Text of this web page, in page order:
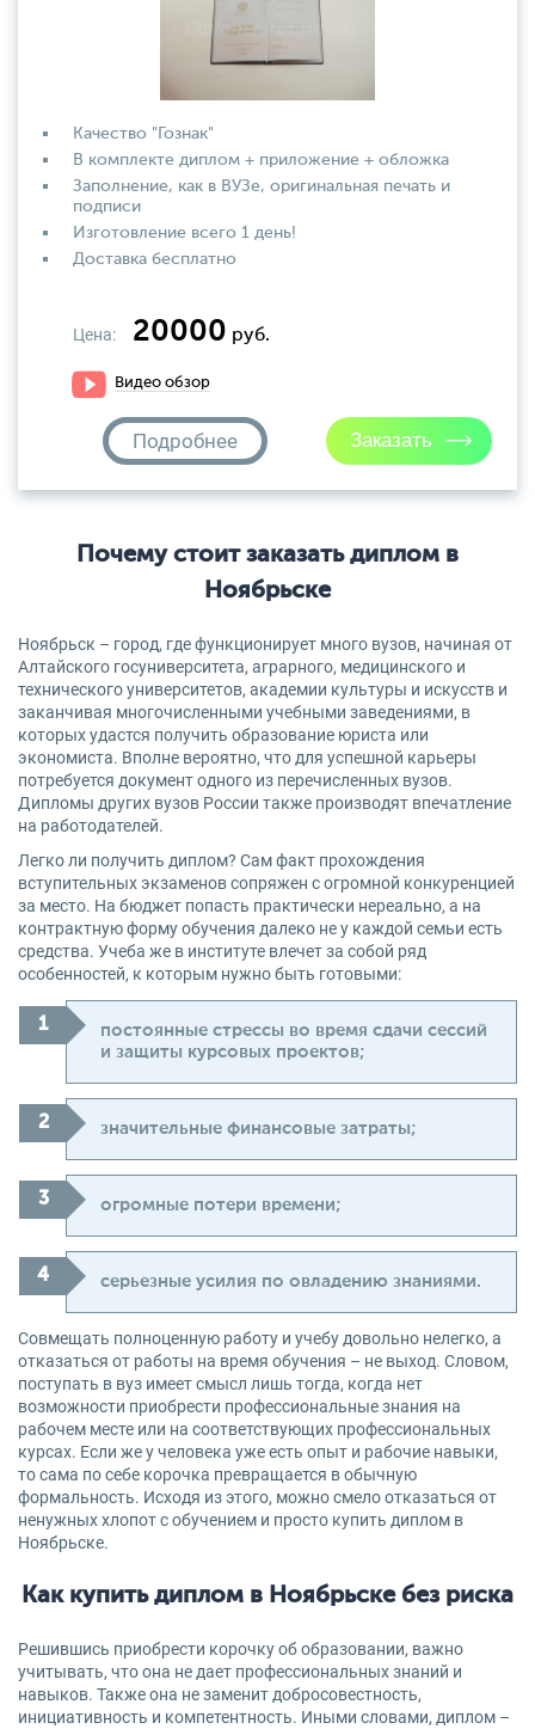
Качество "Гознак"
В комплекте диплом + приложение + обложка
Заполнение, как в ВУЗе, оригинальная печать и
подписи
Изготовление всего 1 день!
Доставка бесплатно
Цена: 20000 руб.
Видео обзор
Подробнее
Почему стоит заказать диплом в
Ноябрьске
Ноябрьск – город, где функционирует много вузов, начиная от
Алтайского госуниверситета, аграрного, медицинского и
технического университетов, академии культуры и искусств и
заканчивая многочисленными учебными заведениями, в
которых удастся получить образование юриста или
экономиста. Вполне вероятно, что для успешной карьеры
потребуется документ одного из перечисленных вузов.
Дипломы других вузов России также производят впечатление
на работодателей.
Легко ли получить диплом? Сам факт прохождения
вступительных экзаменов сопряжен с огромной конкуренцией
за место. На бюджет попасть практически нереально, а на
контрактную форму обучения далеко не у каждой семьи есть
средства. Учеба же в институте влечет за собой ряд
особенностей, к которым нужно быть готовыми:
постоянные стрессы во время сдачи сессий
и защиты курсовых проектов;
значительные финансовые затраты;
огромные потери времени;
серьезные усилия по овладению знаниями.
Совмещать полноценную работу и учебу довольно нелегко, а
отказаться от работы на время обучения – не выход. Словом,
поступать в вуз имеет смысл лишь тогда, когда нет
возможности приобрести профессиональные знания на
рабочем месте или на соответствующих профессиональных
курсах. Если же у человека уже есть опыт и рабочие навыки,
то сама по себе корочка превращается в обычную
формальность. Исходя из этого, можно смело отказаться от
ненужных хлопот с обучением и просто купить диплом в
Ноябрьске.
Как купить диплом в Ноябрьске без риска
Решившись приобрести корочку об образовании, важно
учитывать, что она не дает профессиональных знаний и
навыков. Также она не заменит добросовестность,
инициативность и компетентность. Иными словами, диплом –